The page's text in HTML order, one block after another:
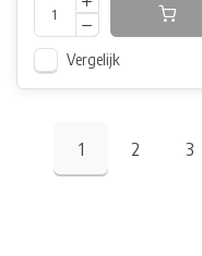
Vergelijk
1 2 3